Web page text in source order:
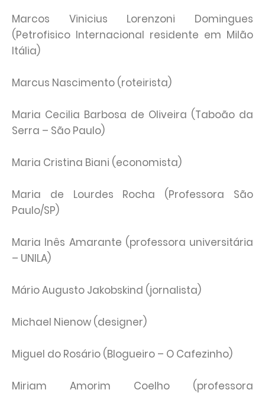
Marcos Vinicius Lorenzoni Domingues
(Petrofisico Internacional residente em Milão
Itália)
Marcus Nascimento (roteirista)
Maria Cecilia Barbosa de Oliveira (Taboão da
Serra – São Paulo)
Maria Cristina Biani (economista)
Maria de Lourdes Rocha (Professora São
Paulo/SP)
Maria Inês Amarante (professora universitária
– UNILA)
Mário Augusto Jakobskind (jornalista)
Michael Nienow (designer)
Miguel do Rosário (Blogueiro – O Cafezinho)
Miriam Amorim Coelho (professora